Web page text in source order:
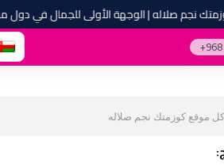
نجم صلاله | الوجهة الأولى للجمال في دول